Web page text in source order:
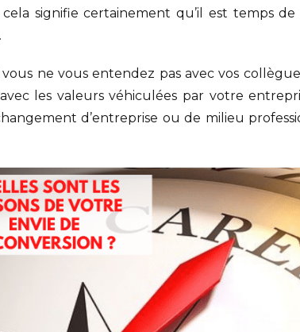
signifie certainement qu’il est temps
vous ne vous entendez pas avec vos
les valeurs véhiculées par votre
d’entreprise ou de milieu